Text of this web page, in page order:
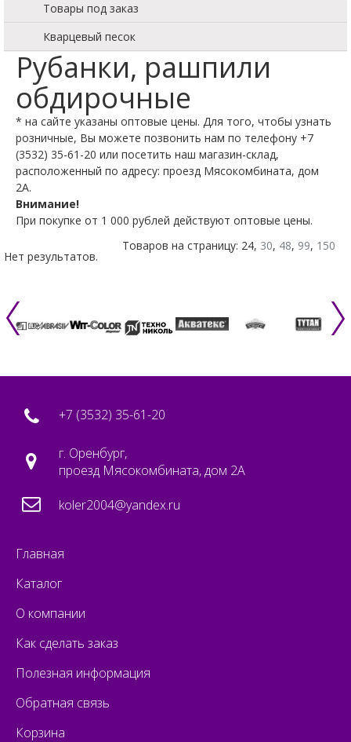
Товары под заказ
Кварцевый песок
Рубанки, рашпили
обдирочные
* на сайте указаны оптовые цены. Для того, чтобы узнать
розничные, Вы можете позвонить нам по телефону +7
(3532) 35-61-20 или посетить наш магазин-склад,
расположенный по адресу: проезд Мясокомбината, дом
2А.
Внимание!
При покупке от 1 000 рублей действуют оптовые цены.
Товаров на страницу: 24, 30, 48, 99, 150
Нет результатов.
+7 (3532) 35-61-20
г. Оренбург,
проезд Мясокомбината, дом 2А
koler2004@yandex.ru
Главная
Каталог
О компании
Как сделать заказ
Полезная информация
Обратная связь
Корзина